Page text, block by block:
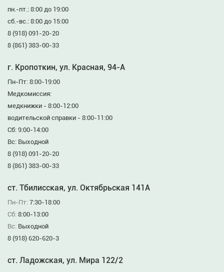
пн.-пт.: 8:00 до 19:00
сб.-вс.: 8:00 до 15:00
8 (918) 091-20-20
8 (861) 383-00-33
г. Кропоткин, ул. Красная, 94-А
Пн-Пт: 8:00-19:00
Медкомиссия:
медкнижки - 8:00-12:00
водительской справки - 8:00-11:00
Сб: 9:00-14:00
Вс: Выходной
8 (918) 091-20-20
8 (861) 383-00-33
ст. Тбилисская, ул. Октябрьская 141А
Пн-Пт: 7:30-18:00
Сб: 8:00-13:00
Вс: Выходной
8 (918) 620-620-3
ст. Ладожская, ул. Мира 122/2